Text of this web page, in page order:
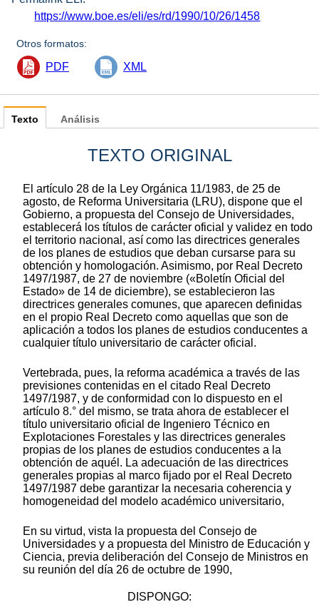
https://www.boe.es/eli/es/rd/1990/10/26/1458
Otros formatos:
PDF XML
Texto
TEXTO ORIGINAL
El artículo 28 de la Ley Orgánica 11/1983, de 25 de
agosto, de Reforma Universitaria (LRU), dispone que el
Gobierno, a propuesta del Consejo de Universidades,
establecerá los títulos de carácter oficial y validez en todo
el territorio nacional, así como las directrices generales
de los planes de estudios que deban cursarse para su
obtención y homologación. Asimismo, por Real Decreto
1497/1987, de 27 de noviembre («Boletín Oficial del
Estado» de 14 de diciembre), se establecieron las
directrices generales comunes, que aparecen definidas
en el propio Real Decreto como aquellas que son de
aplicación a todos los planes de estudios conducentes a
cualquier título universitario de carácter oficial.
Vertebrada, pues, la reforma académica a través de las
previsiones contenidas en el citado Real Decreto
1497/1987, y de conformidad con lo dispuesto en el
artículo 8.° del mismo, se trata ahora de establecer el
título universitario oficial de Ingeniero Técnico en
Explotaciones Forestales y las directrices generales
propias de los planes de estudios conducentes a la
obtención de aquél. La adecuación de las directrices
generales propias al marco fijado por el Real Decreto
1497/1987 debe garantizar la necesaria coherencia y
homogeneidad del modelo académico universitario,
En su virtud, vista la propuesta del Consejo de
Universidades y a propuesta del Ministro de Educación y
Ciencia, previa deliberación del Consejo de Ministros en
su reunión del día 26 de octubre de 1990,
DISPONGO:
Análisis